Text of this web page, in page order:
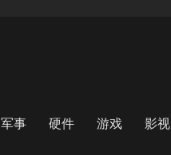
军事 硬件 游戏 影视